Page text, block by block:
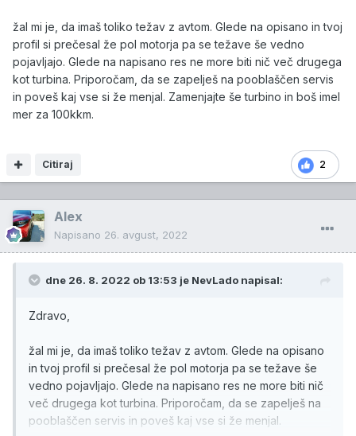
dizel golf 1.,ter izguba moči se je začela dogajati vse
pogosteje tudi pri nižjih hitrostih,do te točke,da ni več
vleku nikamor in ropotal kot traktor.
Ga peljem na srevis in mi 2 serviserja receta,da to se
edino injektorji takole ,lahko slišijo.
Damo injektorje na test a na testu ni pokazalo,da bi bili
Avto ne reglja več ,moči pa še vedno nima.
EGR,sesalni kolektor,loputa je bilo vse spucano pred 3
meseci.
Sem opazil,da tudi veliko več žre 1,5l cca.
Na tujih forumih veliko omenjajo ,da bi lahko bil MAF
žal mi je, da imaš toliko težav z avtom. Glede na opisano in tvoj
profil si prečesal že pol motorja pa se težave še vedno
pojavljajo. Glede na napisano res ne more biti nič več drugega
kot turbina. Priporočam, da se zapelješ na pooblaščen servis
in poveš kaj vse si že menjal. Zamenjajte še turbino in boš imel
mer za 100kkm.
2
Citiraj
Alex
Napisano 26. avgust, 2022
dne 26. 8. 2022 ob 13:53 je NevLado napisal:
Zdravo,
žal mi je, da imaš toliko težav z avtom. Glede na opisano
in tvoj profil si prečesal že pol motorja pa se težave še
vedno pojavljajo. Glede na napisano res ne more biti nič
več drugega kot turbina. Priporočam, da se zapelješ na
pooblaščen servis in poveš kaj vse si že menjal.